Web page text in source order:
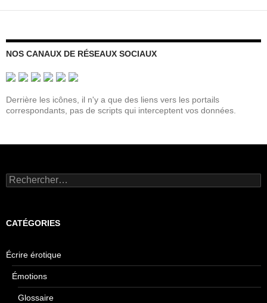
NOS CANAUX DE RÉSEAUX SOCIAUX
Derrière les icônes, il n'y a que des liens vers les portails
correspondants, pas de scripts qui interceptent vos données.
Rechercher :
CATÉGORIES
Écrire érotique
Émotions
Glossaire